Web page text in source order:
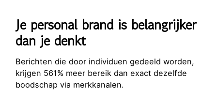
Je personal brand is belangrijker
dan je denkt
Berichten die door individuen gedeeld worden,
krijgen 561% meer bereik dan exact dezelfde
boodschap via merkkanalen.